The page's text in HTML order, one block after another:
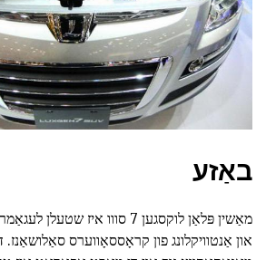
באַזע
מאַשין פּלאַן לוקסגען 7 סווו איז
און אַנטוויקלונג פון קראָססאָווערס